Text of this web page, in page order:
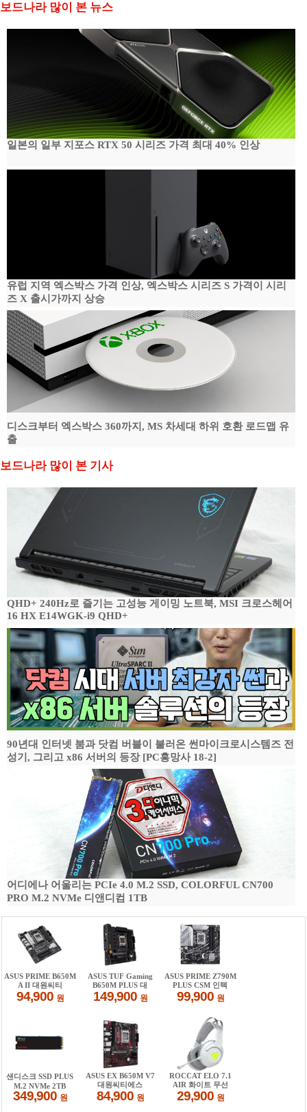
보드나라 많이 본 뉴스
일본의 일부 지포스 RTX 50 시리즈 가격 최대 40% 인상
유럽 지역 엑스박스 가격 인상, 엑스박스 시리즈 S 가격이 시리
즈 X 출시가까지 상승
디스크부터 엑스박스 360까지, MS 차세대 하위 호환 로드맵 유
출
보드나라 많이 본 기사
QHD+ 240Hz로 즐기는 고성능 게이밍 노트북, MSI 크로스헤어
16 HX E14WGK-i9 QHD+
90년대 인터넷 붐과 닷컴 버블이 불러온 썬마이크로시스템즈 전
성기, 그리고 x86 서버의 등장 [PC흥망사 18-2]
어디에나 어울리는 PCIe 4.0 M.2 SSD, COLORFUL CN700
PRO M.2 NVMe 디앤디컴 1TB